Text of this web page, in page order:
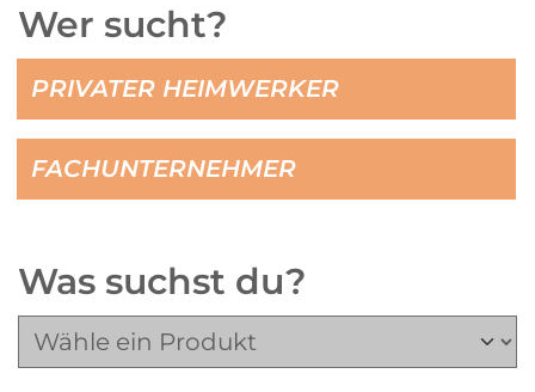
Wer sucht?
PRIVATER HEIMWERKER
FACHUNTERNEHMER
Was suchst du?